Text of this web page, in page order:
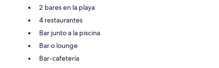
2 bares en la playa
4 restaurantes
Bar junto a la piscina
Bar o lounge
Bar-cafetería